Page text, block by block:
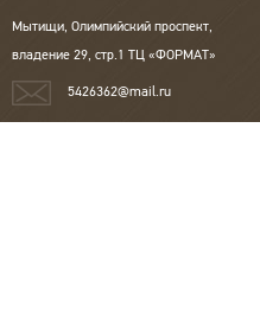
Мытищи, Олимпийский проспект,
владение 29, стр.1 ТЦ «ФОРМАТ»
5426362@mail.ru